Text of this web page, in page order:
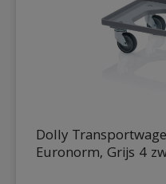
Dolly
Euronorm, Grijs 4